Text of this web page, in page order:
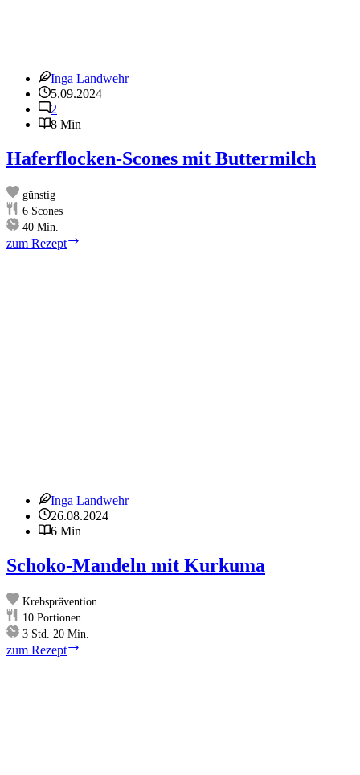
Inga Landwehr
5.09.2024
2
8 Min
Haferflocken-Scones mit Buttermilch
günstig
6 Scones
40Minuten
Min.
zum Rezept
Inga Landwehr
26.08.2024
6 Min
Schoko-Mandeln mit Kurkuma
Krebsprävention
10 Portionen
3 Stunden
Std. 20Minuten
Min.
zum Rezept